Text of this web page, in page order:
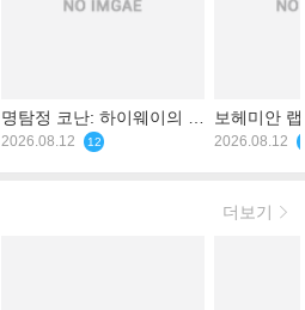
명탐정 코난: 하이웨이의 타
천사
2026.08.12 12
보헤미안
2026.08.12
더보기